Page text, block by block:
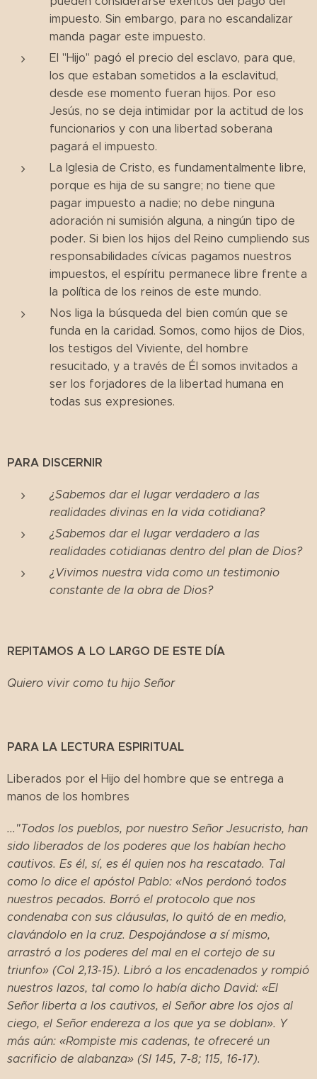
impuesto. Sin embargo, para no escandalizar
manda pagar este impuesto.
El "Hijo" pagó el precio del esclavo, para que,
los que estaban sometidos a la esclavitud,
desde ese momento fueran hijos. Por eso
Jesús, no se deja intimidar por la actitud de los
funcionarios y con una libertad soberana
pagará el impuesto.
La Iglesia de Cristo, es fundamentalmente libre,
porque es hija de su sangre; no tiene que
pagar impuesto a nadie; no debe ninguna
adoración ni sumisión alguna, a ningún tipo de
poder. Si bien los hijos del Reino cumpliendo sus
responsabilidades cívicas pagamos nuestros
impuestos, el espíritu permanece libre frente a
la política de los reinos de este mundo.
Nos liga la búsqueda del bien común que se
funda en la caridad. Somos, como hijos de Dios,
los testigos del Viviente, del hombre
resucitado, y a través de Él somos invitados a
ser los forjadores de la libertad humana en
todas sus expresiones.
PARA DISCERNIR
¿Sabemos dar el lugar verdadero a las
realidades divinas en la vida cotidiana?
¿Sabemos dar el lugar verdadero a las
realidades cotidianas dentro del plan de Dios?
¿Vivimos nuestra vida como un testimonio
constante de la obra de Dios?
REPITAMOS A LO LARGO DE ESTE DÍA
Quiero vivir como tu hijo Señor
PARA LA LECTURA ESPIRITUAL
Liberados por el Hijo del hombre que se entrega a
manos de los hombres
..."Todos los pueblos, por nuestro Señor Jesucristo, han
sido liberados de los poderes que los habían hecho
cautivos. Es él, sí, es él quien nos ha rescatado. Tal
como lo dice el apóstol Pablo: «Nos perdonó todos
nuestros pecados. Borró el protocolo que nos
condenaba con sus cláusulas, lo quitó de en medio,
clavándolo en la cruz. Despojándose a sí mismo,
arrastró a los poderes del mal en el cortejo de su
triunfo» (Col 2,13-15). Libró a los encadenados y rompió
nuestros lazos, tal como lo había dicho David: «El
Señor liberta a los cautivos, el Señor abre los ojos al
ciego, el Señor endereza a los que ya se doblan». Y
más aún: «Rompiste mis cadenas, te ofreceré un
sacrificio de alabanza» (Sl 145, 7-8; 115, 16-17).